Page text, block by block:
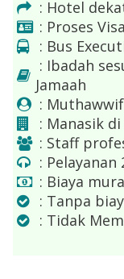
: Hotel
: Proses
: Bus
: Ibadah
Jamaah
:
: Manasik
: Staff
:
: Biaya
: Tanpa
: Tidak